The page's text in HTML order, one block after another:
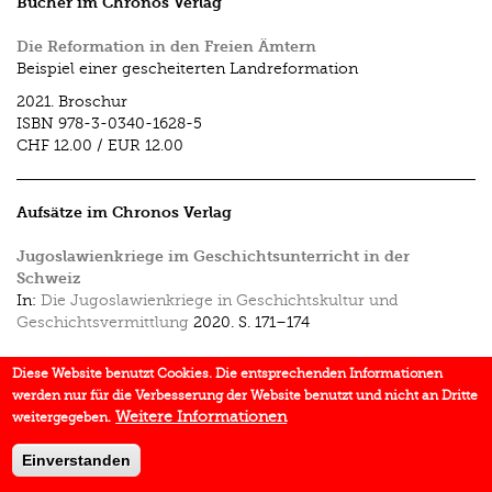
Die Reformation in den Freien Ämtern
Beispiel einer gescheiterten Landreformation
2021. Broschur
ISBN 978-3-0340-1628-5
CHF 12.00 / EUR 12.00
Aufsätze im Chronos Verlag
Jugo­slawienkriege im Geschichtsunterricht in der
Schweiz
In: Die Jugoslawienkriege in Geschichtskultur und
Geschichtsvermittlung 2020. S. 171–174
Roma, Sinti und Jenische als exemplarisches Thema zum
Schlüsselproblem «Umgang mit Minderheiten»
In:Antiziganismus in der Schweiz und in Europa
Diese Website benutzt Cookies. Die entsprechenden Informationen
werden nur für die Verbesserung der Website benutzt und nicht an Dritte
weitergegeben. Weitere Informationen
Einverstanden